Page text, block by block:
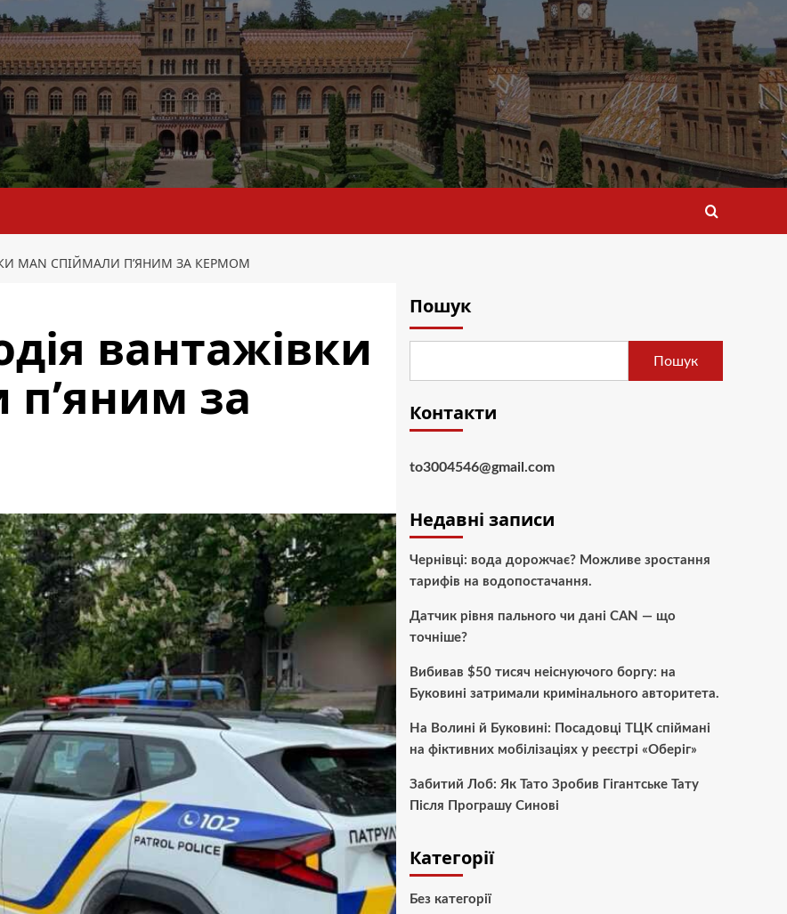
MAN СПІЙМАЛИ П’ЯНИМ ЗА КЕРМОМ
вантажівки
п’яним за
Пошук
Пошук
Контакти
to3004546@gmail.com
Недавні записи
Чернівці: вода дорожчає? Можливе зростання
тарифів на водопостачання.
Датчик рівня пального чи дані CAN — що
точніше?
Вибивав $50 тисяч неіснуючого боргу: на
Буковині затримали кримінального авторитета.
На Волині й Буковині: Посадовці ТЦК спіймані
на фіктивних мобілізаціях у реєстрі «Оберіг»
Забитий Лоб: Як Тато Зробив Гігантське Тату
Після Програшу Синові
Категорії
Без категорії